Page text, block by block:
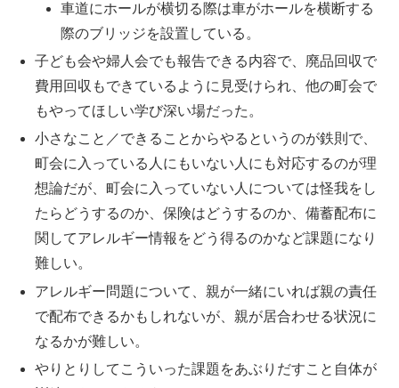
車道にホールが横切る際は車がホールを横断する
際のブリッジを設置している。
子ども会や婦人会でも報告できる内容で、廃品回収で
費用回収もできているように見受けられ、他の町会で
もやってほしい学び深い場だった。
小さなこと／できることからやるというのが鉄則で、
町会に入っている人にもいない人にも対応するのが理
想論だが、町会に入っていない人については怪我をし
たらどうするのか、保険はどうするのか、備蓄配布に
関してアレルギー情報をどう得るのかなど課題になり
難しい。
アレルギー問題について、親が一緒にいれば親の責任
で配布できるかもしれないが、親が居合わせる状況に
なるかが難しい。
やりとりしてこういった課題をあぶりだすこと自体が